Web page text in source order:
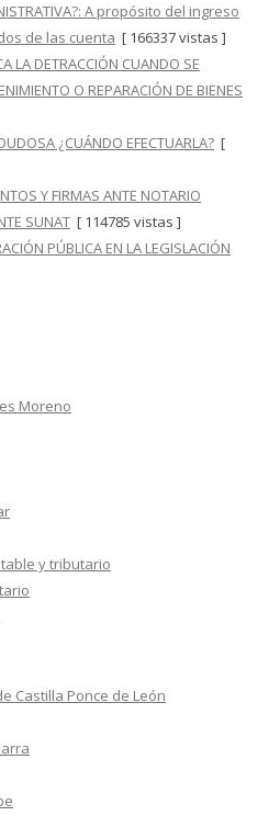
A propósito del ingreso
de las cuenta [ 166337 vistas ]
LA DETRACCIÓN CUANDO SE
O REPARACIÓN DE BIENES
¿CUÁNDO EFECTUARLA? [
Y FIRMAS ANTE NOTARIO
SUNAT [ 114785 vistas ]
PÚBLICA EN LA LEGISLACIÓN
Moreno
y tributario
Castilla Ponce de León